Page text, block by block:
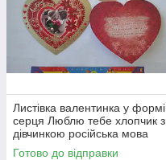
Листівка валентинка у формі
серця Люблю тебе хлопчик з
дівчинкою російська мова
Україна
Готово до відправки